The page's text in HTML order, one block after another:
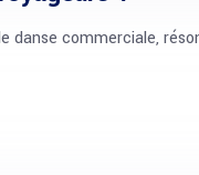
commerciale,